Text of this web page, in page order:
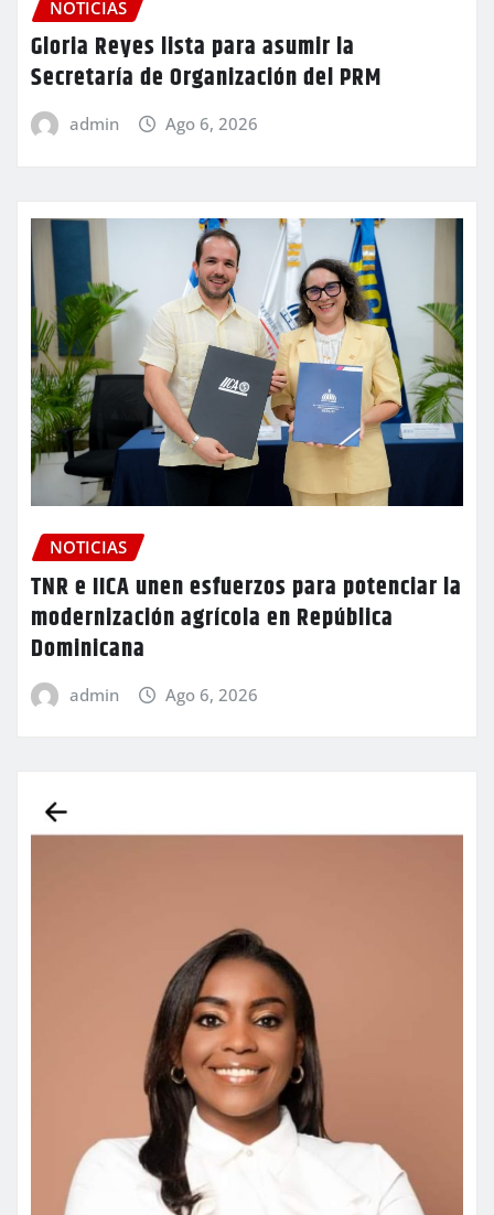
NOTICIAS
Gloria Reyes lista para asumir la
Secretaría de Organización del PRM
admin Ago 6, 2026
NOTICIAS
TNR e IICA unen esfuerzos para potenciar la
modernización agrícola en República
Dominicana
admin Ago 6, 2026